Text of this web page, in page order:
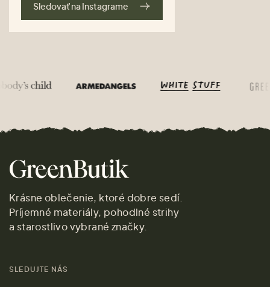
Sledovať na Instagrame
Krásne oblečenie, ktoré dobre sedí.
Príjemné materiály, pohodlné strihy
a starostlivo vybrané značky.
SLEDUJTE NÁS